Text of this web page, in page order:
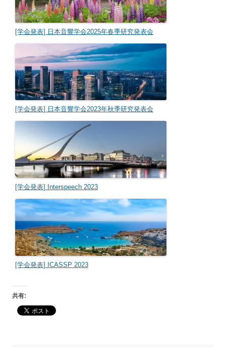
[学会発表] 日本音響学会2025年春季研究発表会
[学会発表] 日本音響学会2023年秋季研究発表会
[学会発表] Interspeech 2023
[学会発表] ICASSP 2023
共有: